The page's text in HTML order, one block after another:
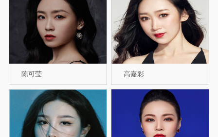
陈可莹 高嘉彩